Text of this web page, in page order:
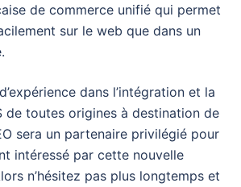
de commerce unifié qui permet
sur le web que dans un
dans l’intégration et la
de toutes origines à destination de
sera un partenaire privilégié pour
intéressé par cette nouvelle
n’hésitez pas plus longtemps et